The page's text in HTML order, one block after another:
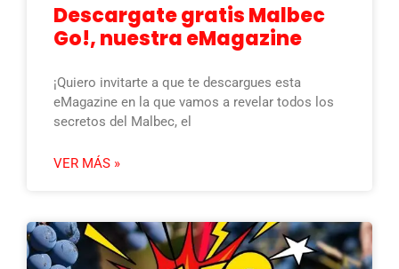
Descargate gratis Malbec
Go!, nuestra eMagazine
¡Quiero invitarte a que te descargues esta
eMagazine en la que vamos a revelar todos los
secretos del Malbec, el
VER MÁS »